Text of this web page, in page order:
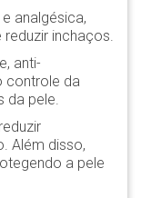
analgésica,
reduzir inchaços.
anti-
controle da
da pele.
Além disso,
a pele